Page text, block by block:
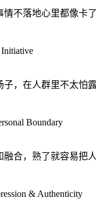
不落地心里都像卡了
Initiative
，在人群里不太怕露
Boundary
合，熟了就容易把人
& Authenticity